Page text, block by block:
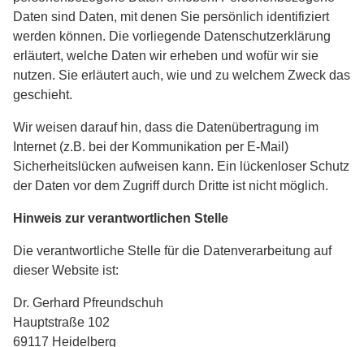
Daten sind Daten, mit denen Sie persönlich identifiziert
werden können. Die vorliegende Datenschutzerklärung
erläutert, welche Daten wir erheben und wofür wir sie
nutzen. Sie erläutert auch, wie und zu welchem Zweck das
geschieht.
Wir weisen darauf hin, dass die Datenübertragung im
Internet (z.B. bei der Kommunikation per E-Mail)
Sicherheitslücken aufweisen kann. Ein lückenloser Schutz
der Daten vor dem Zugriff durch Dritte ist nicht möglich.
Hinweis zur verantwortlichen Stelle
Die verantwortliche Stelle für die Datenverarbeitung auf
dieser Website ist:
Dr. Gerhard Pfreundschuh
Hauptstraße 102
69117 Heidelberg